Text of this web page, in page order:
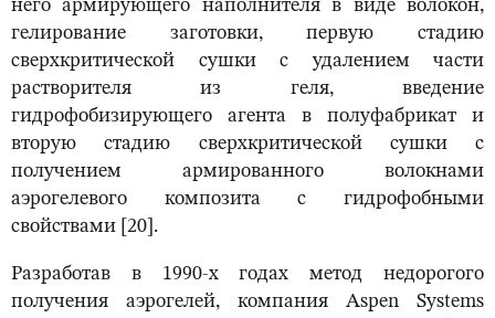
него армирующего наполнителя в виде волокон,
гелирование заготовки, первую стадию
сверхкритической сушки с удалением части
растворителя из геля, введение
гидрофобизирующего агента в полуфабрикат и
вторую стадию сверхкритической сушки с
получением армированного волокнами
аэрогелевого композита с гидрофобными
свойствами [20].
Разработав в 1990-х годах метод недорогого
получения аэрогелей, компания Aspen Systems